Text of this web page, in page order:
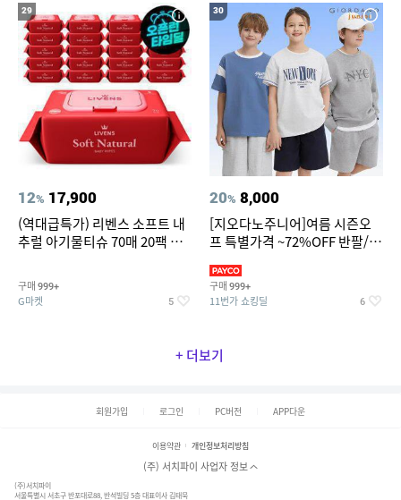
29
12% 17,900
(역대급특가) 리벤스 소프트 내
추럴 아기물티슈 70매 20팩 캡
구매 999+
G마켓 5
30
20% 8,000
[지오다노주니어]여름 시즌오
프 특별가격 ~72%OFF 반팔/반
구매 999+
11번가 쇼킹딜 6
+ 더보기
회원가입 로그인 PC버전 APP다운
이용약관 개인정보처리방침
(주) 서치파이 사업자 정보
(주)서치파이
서울특별시 서초구 반포대로88, 반석빌딩 5층 대표이사 김태묵